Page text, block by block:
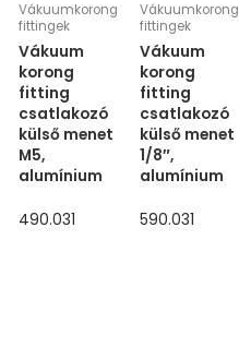
Vákuumkorong
fittingek
Vákuum
korong
fitting
csatlakozó
külső menet
M5,
alumínium
490.031
Vákuumkorong
fittingek
Vákuum
korong
fitting
csatlakozó
külső menet
1/8″,
alumínium
590.031